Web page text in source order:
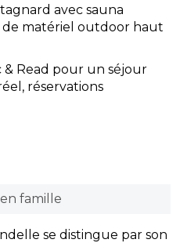
avec sauna
de matériel outdoor haut
& Read pour un séjour
réservations
en famille
se distingue par son